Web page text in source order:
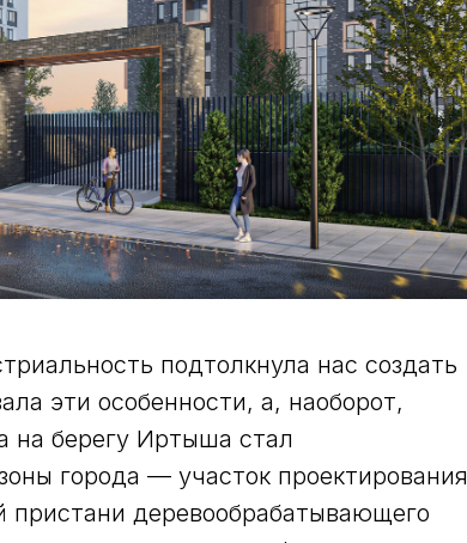
подтолкнула нас создать
эти особенности, а, наоборот,
на берегу Иртыша стал
города — участок проектирования
деревообрабатывающего